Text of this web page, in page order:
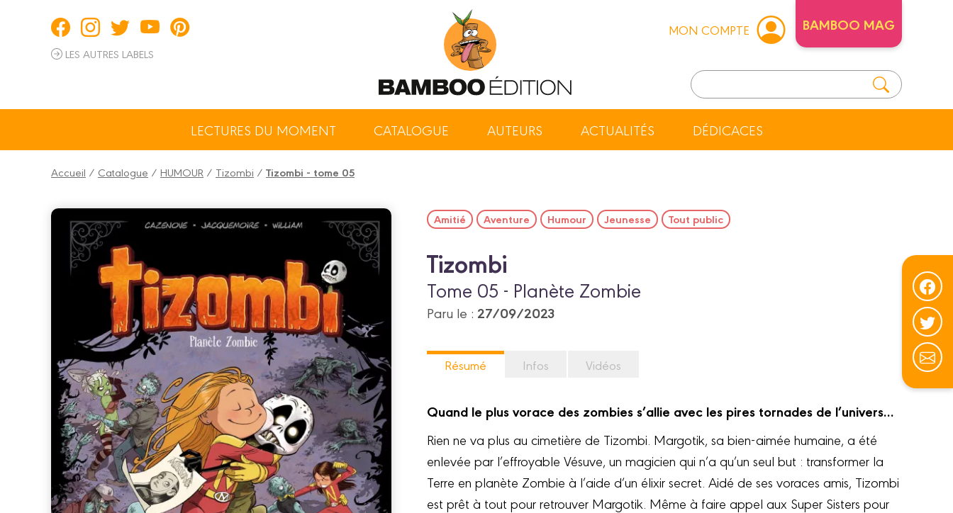
LES AUTRES LABELS
MON COMPTE BAMBOO MAG
LECTURES DU MOMENT CATALOGUE AUTEURS ACTUALITÉS DÉDICACES
Accueil / Catalogue / HUMOUR / Tizombi / Tizombi - tome 05
Amitié Aventure Humour Jeunesse Tout public
Tizombi
Tome 05 - Planète Zombie
Paru le : 27/09/2023
Résumé Infos Vidéos
Quand le plus vorace des zombies s’allie avec les pires tornades de l’univers…
Rien ne va plus au cimetière de Tizombi. Margotik, sa bien-aimée humaine, a été
enlevée par l’effroyable Vésuve, un magicien qui n’a qu’un seul but : transformer la
Terre en planète Zombie à l’aide d’un élixir secret. Aidé de ses voraces amis, Tizombi
est prêt à tout pour retrouver Margotik. Même à faire appel aux Super Sisters pour